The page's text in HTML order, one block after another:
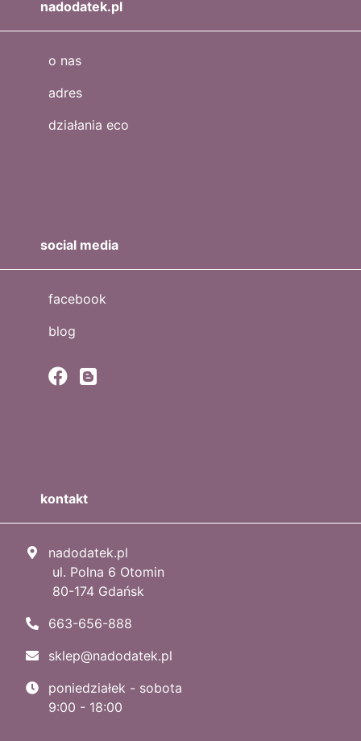
nadodatek.pl
o nas
adres
działania eco
social media
facebook
blog
kontakt
nadodatek.pl
ul. Polna 6 Otomin
80-174 Gdańsk
663-656-888
sklep@nadodatek.pl
poniedziałek - sobota
9:00 - 18:00